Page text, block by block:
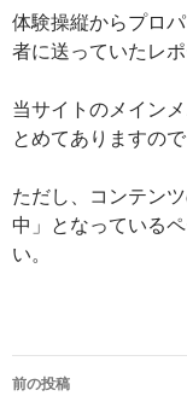
体験操縦からプロ
者に送っていたレ
当サイトのメイン
とめてありますの
ただし、コンテン
中」となっている
い。
投
前の投稿